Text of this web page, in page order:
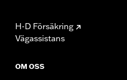
H-D Försäkring
Vägassistans
OM OSS